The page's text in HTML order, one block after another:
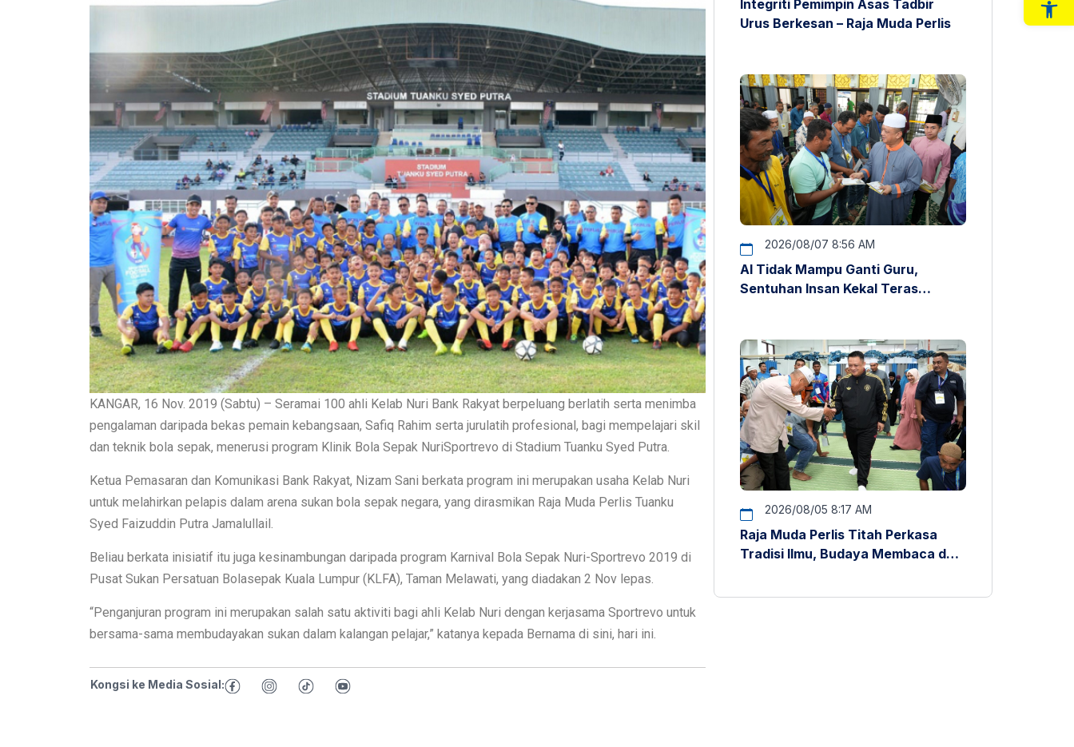
KANGAR, 16 Nov. 2019 (Sabtu) – Seramai 100 ahli Kelab Nuri Bank Rakyat berpeluang berlatih serta menimba
pengalaman daripada bekas pemain kebangsaan, Safiq Rahim serta jurulatih profesional, bagi mempelajari skil
dan teknik bola sepak, menerusi program Klinik Bola Sepak NuriSportrevo di Stadium Tuanku Syed Putra.
Ketua Pemasaran dan Komunikasi Bank Rakyat, Nizam Sani berkata program ini merupakan usaha Kelab Nuri
untuk melahirkan pelapis dalam arena sukan bola sepak negara, yang dirasmikan Raja Muda Perlis Tuanku
Syed Faizuddin Putra Jamalullail.
Beliau berkata inisiatif itu juga kesinambungan daripada program Karnival Bola Sepak Nuri-Sportrevo 2019 di
Pusat Sukan Persatuan Bolasepak Kuala Lumpur (KLFA), Taman Melawati, yang diadakan 2 Nov lepas.
“Penganjuran program ini merupakan salah satu aktiviti bagi ahli Kelab Nuri dengan kerjasama Sportrevo untuk
bersama-sama membudayakan sukan dalam kalangan pelajar,” katanya kepada Bernama di sini, hari ini.
Kongsi ke Media Sosial:
Integriti Pemimpin Asas Tadbir
Urus Berkesan – Raja Muda Perlis
2026/08/07 8:56 AM
AI Tidak Mampu Ganti Guru,
Sentuhan Insan Kekal Teras
2026/08/05 8:17 AM
Raja Muda Perlis Titah Perkasa
Tradisi Ilmu, Budaya Membaca dan